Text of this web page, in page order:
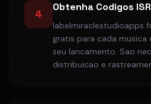
4
Obtenha Codigos
labelmiraclestudioapps
gratis para cada musica
seu lancamento. Sao
distribuicao e